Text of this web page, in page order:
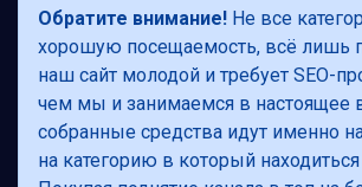
Обратите внимание! Не все
хорошую посещаемость, всё лишь
наш сайт молодой и требует SEO-
чем мы и занимаемся в настоящее
собранные средства идут именно
на категорию в который